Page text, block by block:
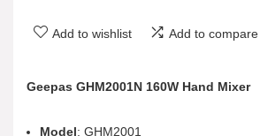
Add to wishlist Add to compare
Geepas GHM2001N 160W Hand Mixer
Model: GHM2001